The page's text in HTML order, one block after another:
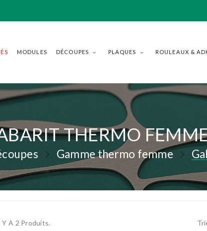
MODULES DÉCOUPES PLAQUES ROULEAUX &
THERMO
Gamme thermo femme
Y A 2 Produits.